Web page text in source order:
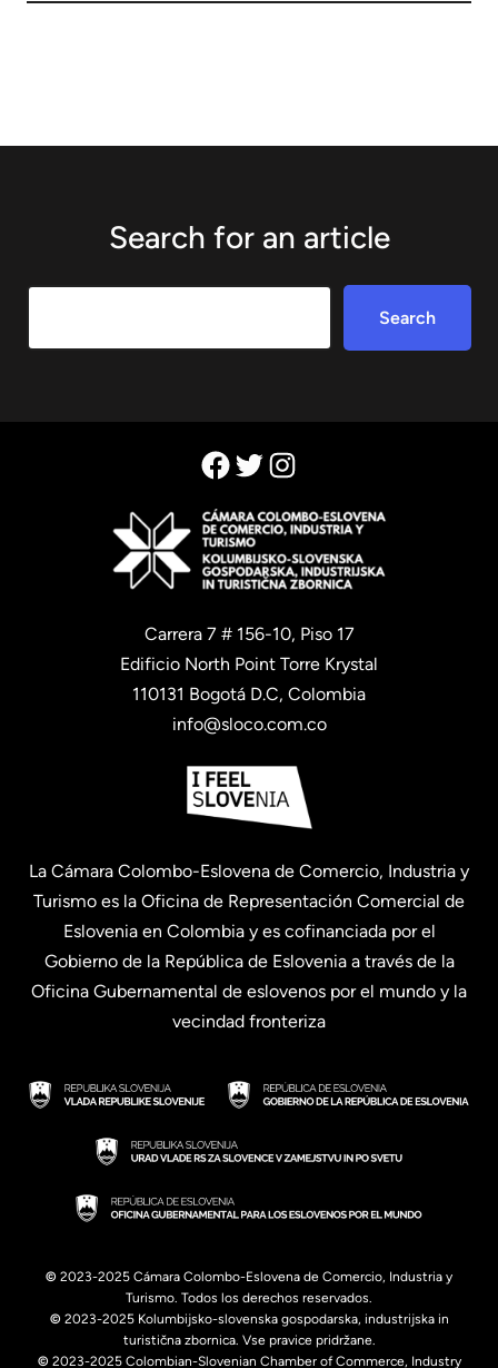
Search for an article
Search
Facebook
TwitterInstagram
Carrera 7 # 156-10, Piso 17
Edificio North Point Torre Krystal
110131 Bogotá D.C, Colombia
info@sloco.com.co
La Cámara Colombo-Eslovena de Comercio, Industria y
Turismo es la Oficina de Representación Comercial de
Eslovenia en Colombia y es cofinanciada por el
Gobierno de la República de Eslovenia a través de la
Oficina Gubernamental de eslovenos por el mundo y la
vecindad fronteriza
© 2023-2025 Cámara Colombo-Eslovena de Comercio, Industria y
Turismo. Todos los derechos reservados.
© 2023-2025 Kolumbijsko-slovenska gospodarska, industrijska in
turistična zbornica. Vse pravice pridržane.
© 2023-2025 Colombian-Slovenian Chamber of Commerce, Industry